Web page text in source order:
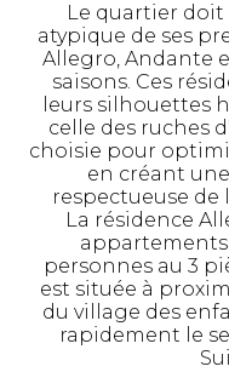
Le quartier
atypique de ses
Allegro, Andante
saisons. Ces
leurs silhouettes
celle des ruches
choisie pour
en créant
respectueuse
La résidence
personnes au 3
est située à
du village des
rapidement le